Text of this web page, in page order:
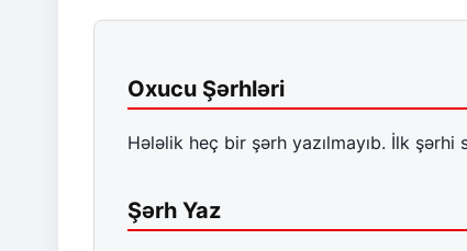
Oxucu Şərhləri
Hələlik heç bir şərh yazılmayıb. İlk şərhi
Şərh Yaz